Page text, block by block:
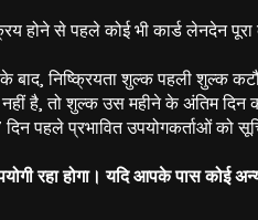
होने से पहले कोई भी कार्ड लेनदेन
निष्क्रियता शुल्क पहली शुल्क
है, तो शुल्क उस महीने के अंतिम दिन
पहले प्रभावित उपयोगकर्ताओं
रहा होगा। यदि आपके पास कोई